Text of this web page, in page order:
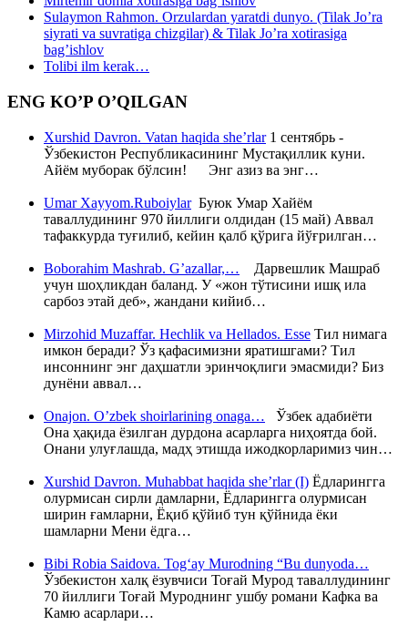
Sulaymon Rahmon. Orzulardan yaratdi dunyo. (Tilak Jo’ra
siyrati va suvratiga chizgilar) & Tilak Jo’ra xotirasiga
bag’ishlov
Tolibi ilm kerak…
ENG KO’P O’QILGAN
Xurshid Davron. Vatan haqida she’rlar1 сентябрь -
Ўзбекистон Республикасининг Мустақиллик куни.
Айём муборак бўлсин! Энг азиз ва энг…
Umar Xayyom.RuboiylarБуюк Умар Хайём
таваллудининг 970 йиллиги олдидан (15 май) Аввал
тафаккурда туғилиб, кейин қалб қўрига йўғрилган…
Boborahim Mashrab. G’azallar,… Дарвешлик Машраб
учун шоҳликдан баланд. У «жон тўтисини ишқ ила
сарбоз этай деб», жандани кийиб…
Mirzohid Muzaffar. Hechlik va Hellados. Esse Тил нимага
имкон беради? Ўз қафасимизни яратишгами? Тил
инсоннинг энг даҳшатли эринчоқлиги эмасмиди? Биз
дунёни аввал…
Onajon. O’zbek shoirlarining onaga… Ўзбек адабиёти
Она ҳақида ёзилган дурдона асарларга ниҳоятда бой.
Онани улуғлашда, мадҳ этишда ижодкорларимиз чин…
Xurshid Davron. Muhabbat haqida she’rlar (I) Ёдларингга
олурмисан сирли дамларни, Ёдларингга олурмисан
ширин ғамларни, Ёқиб қўйиб тун қўйнида ёки
шамларни Мени ёдга…
Bibi Robia Saidova. Tog‘ay Murodning “Bu dunyoda…
Ўзбекистон халқ ёзувчиси Тоғай Мурод таваллудининг
70 йиллиги Тоғай Муроднинг ушбу романи Кафка ва
Камю асарлари…